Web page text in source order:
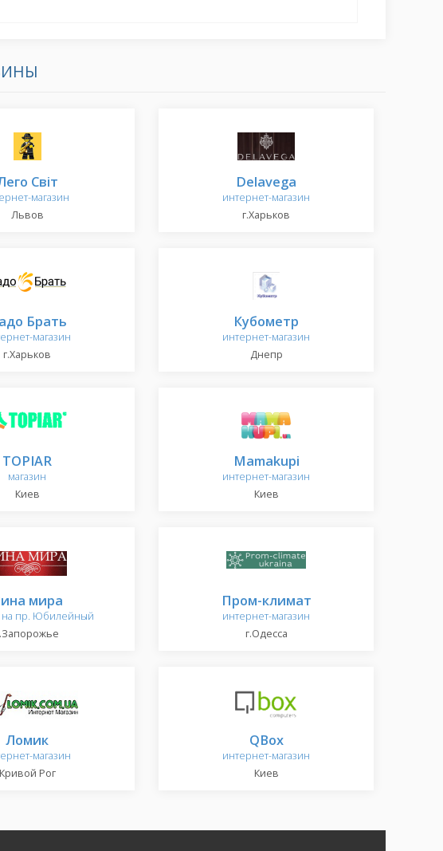
Світ
магазин
Львов
Delavega
интернет-магазин
г.Харьков
Брать
магазин
г.Харьков
Кубометр
интернет-магазин
Днепр
TOPIAR
магазин
Киев
Mamakupi
интернет-магазин
Киев
мира
на пр. Юбилейный
Пром-климат
интернет-магазин
г.Одесса
Ломик
магазин
Кривой Рог
QBox
интернет-магазин
Киев